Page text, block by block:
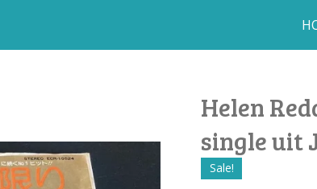
Helen
single uit
Sale!